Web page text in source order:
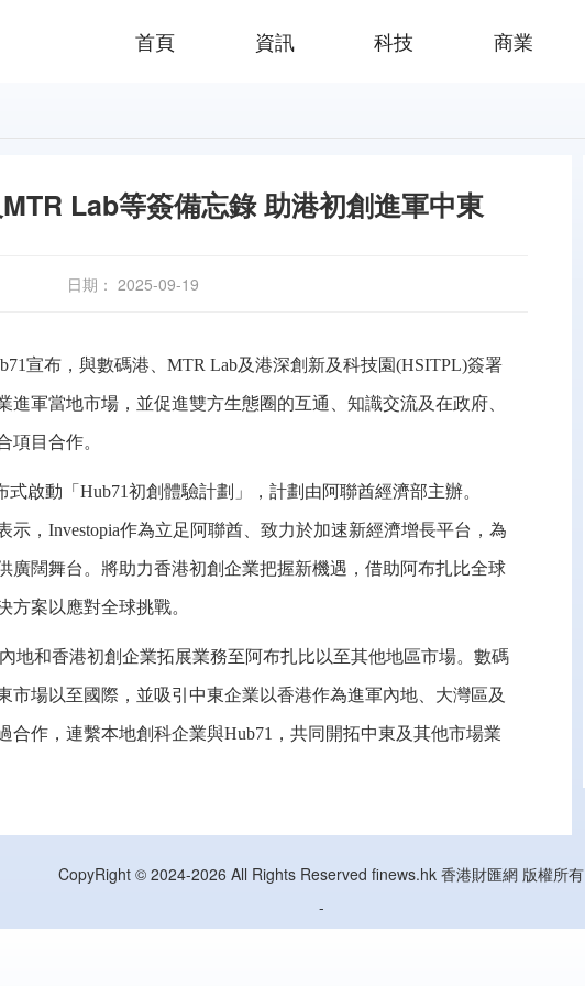
首頁 資訊 科技 商業
Lab等簽備忘錄 助港初創進軍中東
日期： 2025-09-19
宣布，與數碼港、MTR Lab及港深創新及科技園(HSITPL)簽署
進軍當地市場，並促進雙方生態圈的互通、知識交流及在政府、
項目合作。
式啟動「Hub71初創體驗計劃」，計劃由阿聯酋經濟部主辦。
示，Investopia作為立足阿聯酋、致力於加速新經濟增長平台，為
廣闊舞台。將助力香港初創企業把握新機遇，借助阿布扎比全球
方案以應對全球挑戰。
地和香港初創企業拓展業務至阿布扎比以至其他地區市場。數碼
市場以至國際，並吸引中東企業以香港作為進軍內地、大灣區及
合作，連繫本地創科企業與Hub71，共同開拓中東及其他市場業
CopyRight © 2024-2026 All Rights Reserved finews.hk 香港財匯網 版權所有
-